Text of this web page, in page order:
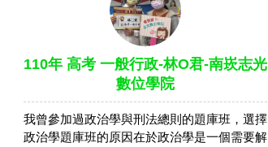
110年 高考 一般行政-林O君-南崁志光
數位學院
我曾參加過政治學與刑法總則的題庫班，選擇
政治學題庫班的原因在於政治學是一個需要解